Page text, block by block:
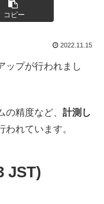
コピー
2022.11.15
ップが行われまし
精度など、 計測し
われています。
JST)